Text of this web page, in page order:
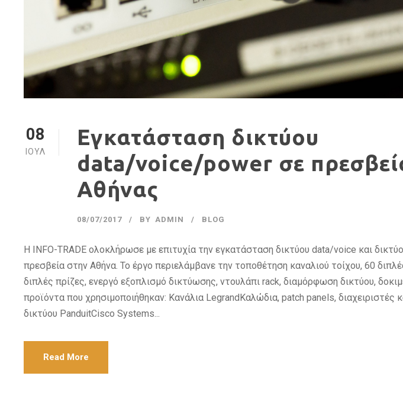
08
ΙΟΎΛ
Εγκατάσταση δικτύου
data/voice/power σε
Αθήνας
08/07/2017 BY ADMIN BLOG
Η INFO-TRADE ολοκλήρωσε με επιτυχία την εγκατάσταση δικτύου data/voice και
πρεσβεία στην Αθήνα. Το έργο περιελάμβανε την τοποθέτηση καναλιού τοίχου, 60
διπλές πρίζες, ενεργό εξοπλισμό δικτύωσης, ντουλάπι rack, διαμόρφωση δικτύου,
προϊόντα που χρησιμοποιήθηκαν: Κανάλια LegrandΚαλώδια, patch panels, διαχειριστές
δικτύου PanduitCisco Systems...
Read More